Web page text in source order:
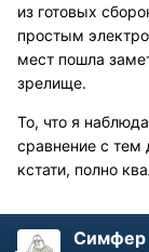
из готовых
простым
мест пошла
зрелище.
То, что я
сравнение с тем
кстати, полно
Симфер